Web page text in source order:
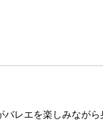
レエを楽しみなが